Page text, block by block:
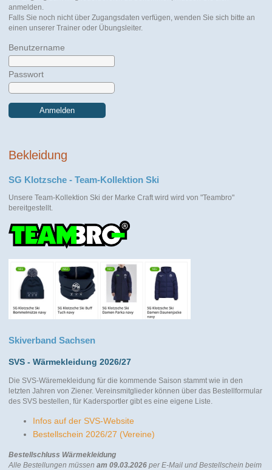
anmelden.
Falls Sie noch nicht über Zugangsdaten verfügen, wenden Sie sich bitte an
einen unserer Trainer oder Übungsleiter.
Benutzername
Passwort
Anmelden
Bekleidung
SG Klotzsche - Team-Kollektion Ski
Unsere Team-Kollektion Ski der Marke Craft wird wird von "Teambro"
bereitgestellt.
Skiverband Sachsen
SVS - Wärmekleidung 2026/27
Die SVS-Wäremekleidung für die kommende Saison stammt wie in den
letzten Jahren von Ziener. Vereinsmitglieder können über das Bestellformular
des SVS bestellen, für Kadersportler gibt es eine eigene Liste.
Infos auf der SVS-Website
Bestellschein 2026/27 (Vereine)
Bestellschluss Wärmekleidung
Alle Bestellungen müssen am 09.03.2026per E-Mail und Bestellschein beim